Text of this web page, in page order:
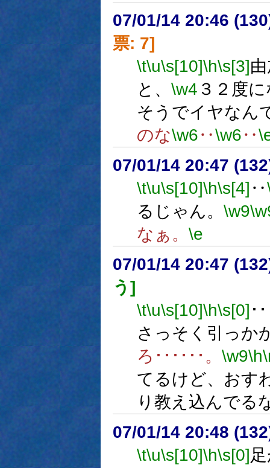
07/01/14 20:46
票: 7]
\t\u\s[10]\h\s[3]
と、 \w4 ３２度
そうでイヤなん
のな\w6‥\w6‥
07/01/14 20:47
\t\u\s[10]\h\s[4] ‥
るじゃん。 \w9
なぁ。 \e
07/01/14 20:47
う]
\t\u\s[10]\h\s[0] ･
さっそく引っか
ろ･･････。 \w9\h
てるけど、おす
り教え込んでる
07/01/14 20:48
\t\u\s[10]\h\s[0]